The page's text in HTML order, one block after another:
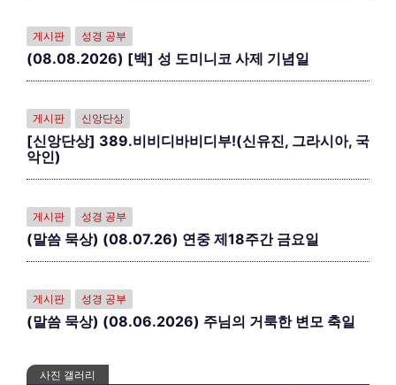
게시판 성경 공부
(08.08.2026) [백] 성 도미니코 사제 기념일
게시판 신앙단상
[신앙단상] 389.비비디바비디부!(신유진, 그라시아, 국
악인)
게시판 성경 공부
(말씀 묵상) (08.07.26) 연중 제18주간 금요일
게시판 성경 공부
(말씀 묵상) (08.06.2026) 주님의 거룩한 변모 축일
사진 갤러리